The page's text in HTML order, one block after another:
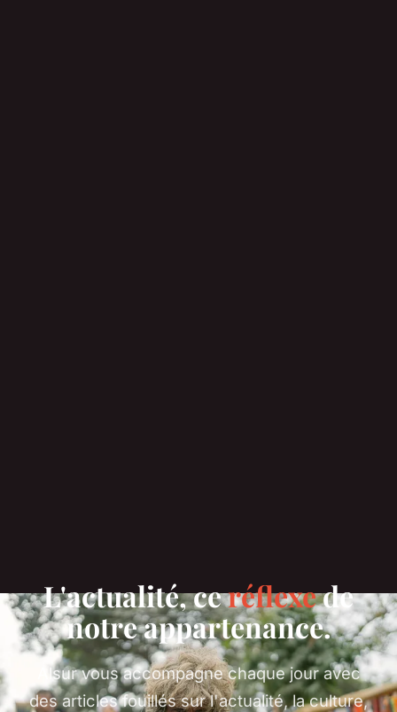
L'actualité, ceréflexede
notre appartenance.
Alsur vous accompagne chaque jour avec
des articles fouillés sur l'actualité, la culture,